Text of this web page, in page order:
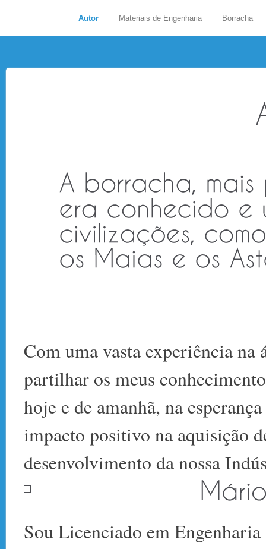
Autor Materiais de Engenharia Borracha
Com uma vasta experiência
partilhar os meus
hoje e de amanhã, na
impacto positivo na aquisição
desenvolvimento da nossa
Sou Licenciado em